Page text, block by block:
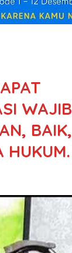
WAJIB
BAIK,
HUKUM.